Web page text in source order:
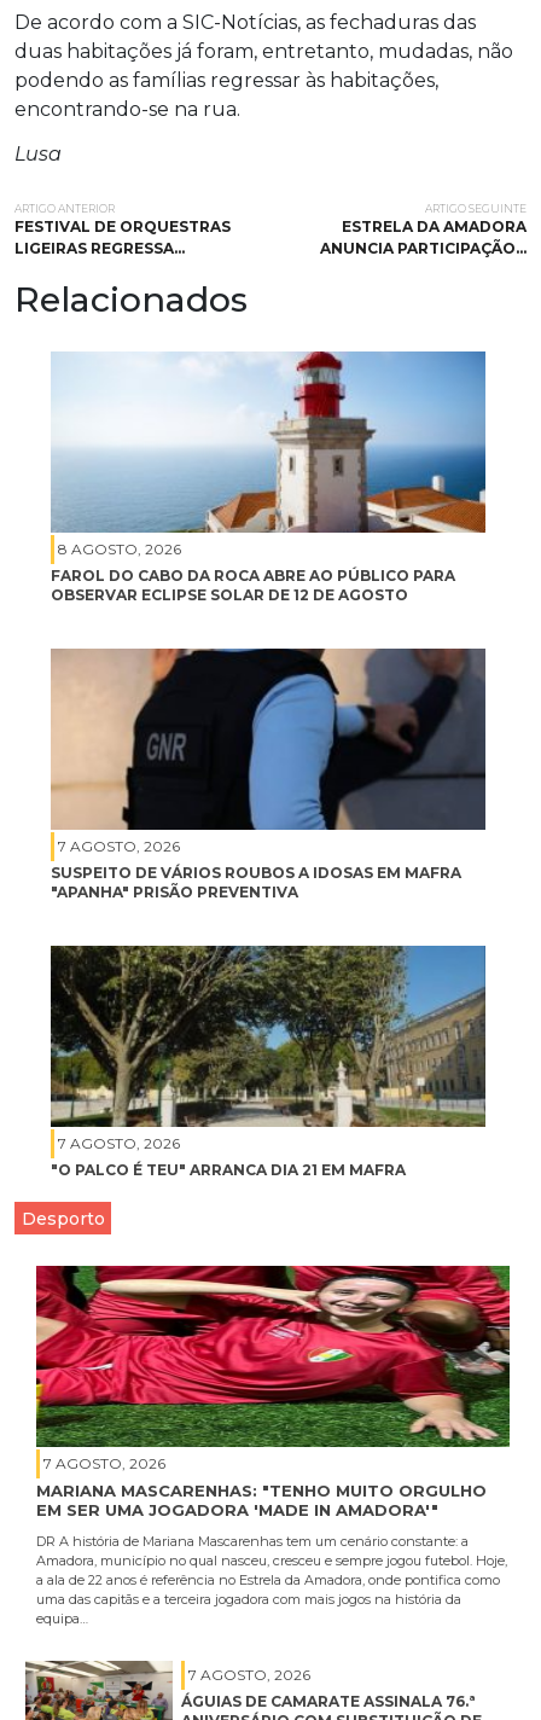
De acordo com a SIC-Notícias, as fechaduras das
duas habitações já foram, entretanto, mudadas, não
podendo as famílias regressar às habitações,
encontrando-se na rua.
Lusa
ARTIGO ANTERIOR
FESTIVAL DE ORQUESTRAS
LIGEIRAS REGRESSA…
ARTIGO SEGUINTE
ESTRELA DA AMADORA
ANUNCIA PARTICIPAÇÃO…
Relacionados
8 AGOSTO, 2026
FAROL DO CABO DA ROCA ABRE AO PÚBLICO PARA
OBSERVAR ECLIPSE SOLAR DE 12 DE AGOSTO
7 AGOSTO, 2026
SUSPEITO DE VÁRIOS ROUBOS A IDOSAS EM MAFRA
"APANHA" PRISÃO PREVENTIVA
7 AGOSTO, 2026
"O PALCO É TEU" ARRANCA DIA 21 EM MAFRA
Desporto
7 AGOSTO, 2026
MARIANA MASCARENHAS: "TENHO MUITO ORGULHO
EM SER UMA JOGADORA 'MADE IN AMADORA'"
DR A história de Mariana Mascarenhas tem um cenário constante: a
Amadora, município no qual nasceu, cresceu e sempre jogou futebol. Hoje,
a ala de 22 anos é referência no Estrela da Amadora, onde pontifica como
uma das capitãs e a terceira jogadora com mais jogos na história da
equipa…
7 AGOSTO, 2026
ÁGUIAS DE CAMARATE ASSINALA 76.ª